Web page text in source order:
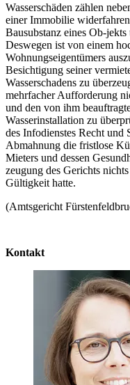
Wasserschäden zählen
einer Immobilie
Bausubstanz eines Ob-
Deswegen ist von einem
Wohnungseigentümers
Besichtigung seiner
Wasserschadens zu
mehrfacher Aufforderung
und den von ihm
Wasserinstallation zu
des Infodienstes Recht und
Abmahnung die fristlose
Mieters und dessen
zeugung des Gerichts
Gültigkeit hatte.
(Amtsgericht
Kontakt